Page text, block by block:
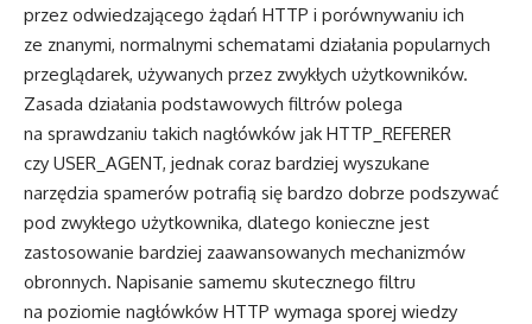
przez odwiedzającego żądań HTTP i porównywaniu ich
ze znanymi, normalnymi schematami działania popularnych
przeglądarek, używanych przez zwykłych użytkowników.
Zasada działania podstawowych filtrów polega
na sprawdzaniu takich nagłówków jak HTTP_REFERER
czy USER_AGENT, jednak coraz bardziej wyszukane
narzędzia spamerów potrafią się bardzo dobrze podszywać
pod zwykłego użytkownika, dlatego konieczne jest
zastosowanie bardziej zaawansowanych mechanizmów
obronnych. Napisanie samemu skutecznego filtru
na poziomie nagłówków HTTP wymaga sporej wiedzy